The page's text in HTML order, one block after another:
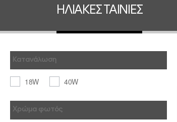
ΗΛΙΑΚΕΣ ΤΑΙΝΙΕΣ
Κατανάλωση
18W 40W
Χρώμα φωτός